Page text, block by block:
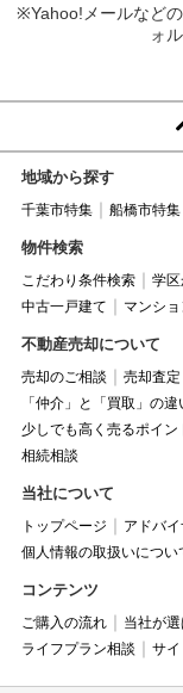
※Yahoo!メールなど
ォ
地域から探す
千葉市特集 船橋市特集
物件検索
こだわり条件検索 学
中古一戸建て
マンショ
不動産売却について
売却のご相談 売却査定
「仲介」と「買取」の違
少しでも高く売るポイン
相続相談
当社について
トップページ アドバ
個人情報の取扱いについ
コンテンツ
ご購入の流れ 当社が
ライフプラン相談
サ